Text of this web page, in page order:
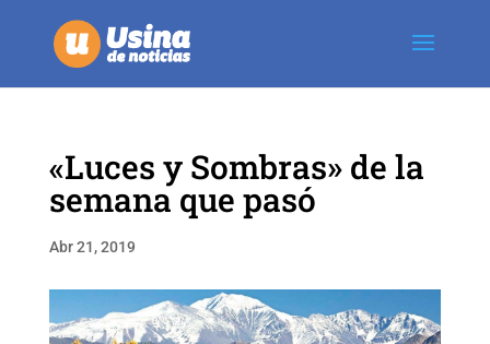
«Luces y Sombras» de la
semana que pasó
Abr 21, 2019